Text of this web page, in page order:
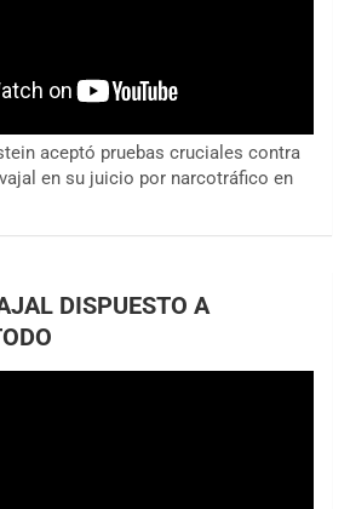
aceptó pruebas cruciales contra
en su juicio por narcotráfico en
DISPUESTO A